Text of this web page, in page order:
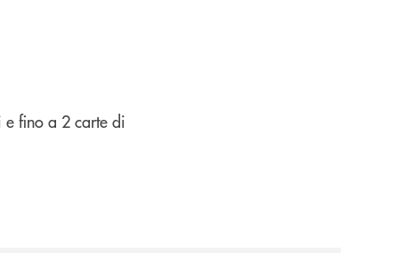
e fino a 2 carte di